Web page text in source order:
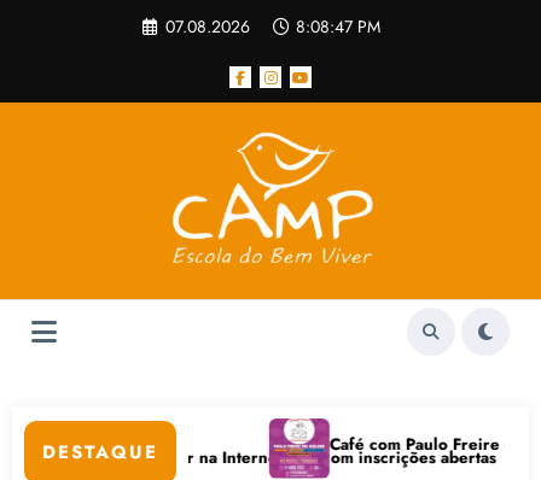
07.08.2026 8:08:47 PM
DESTAQUE
e Bem-Estar na Internet está com inscrições abertas
Café com Paulo Freire convida: ato